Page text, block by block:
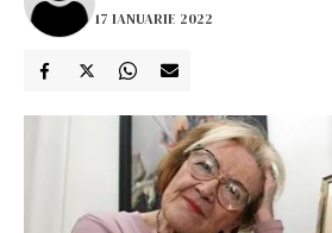
17 IANUARIE 2022